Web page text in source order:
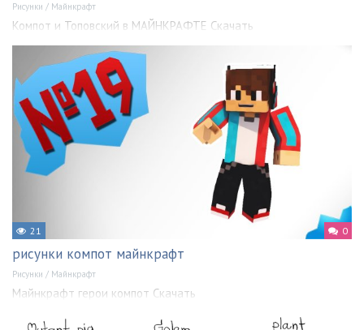
Рисунки / Майнкрафт
Компот и Топовский в МАЙНКРАФТЕ Скачать
21 0
рисунки компот майнкрафт
Рисунки / Майнкрафт
Майнкрафт герои компот Скачать